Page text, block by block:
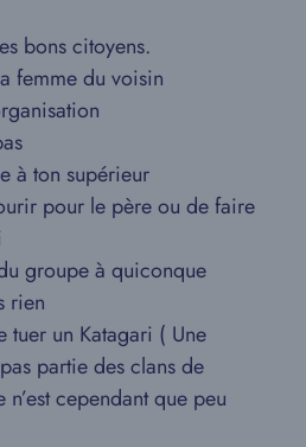
bons citoyens.
femme du voisin
à ton supérieur
pour le père ou de faire
groupe à quiconque
rien
tuer un Katagari ( Une
partie des clans de
cependant que peu